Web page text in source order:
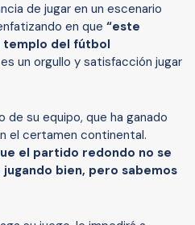
de jugar en un escenario
en que “este
templo del fútbol
un orgullo y satisfacción jugar
de su equipo, que ha ganado
el certamen continental.
el partido redondo no se
bien, pero sabemos